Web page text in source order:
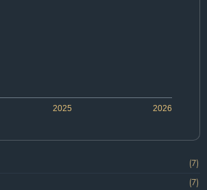
2026
2025
(7)
(7)